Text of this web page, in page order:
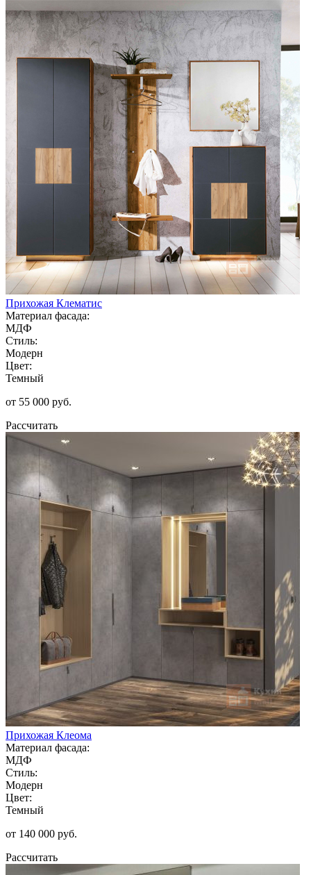
Прихожая Клематис
Материал фасада:
МДФ
Стиль:
Модерн
Цвет:
Темный
от 55 000 руб.
Рассчитать
Прихожая Клеома
Материал фасада:
МДФ
Стиль:
Модерн
Цвет:
Темный
от 140 000 руб.
Рассчитать